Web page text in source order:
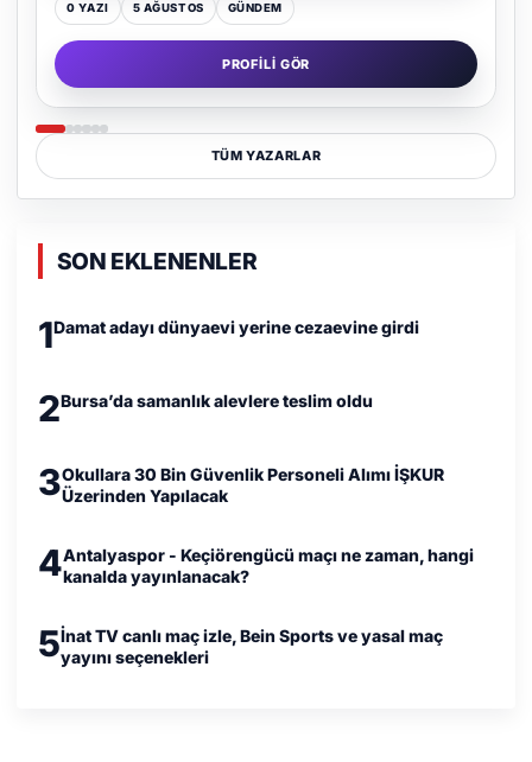
0 YAZI 16 TEMMUZ GÜNDEM
PROFILI GÖR
TÜM YAZARLAR
SON EKLENENLER
1Damat adayı dünyaevi yerine cezaevine girdi
2Bursa’da samanlık alevlere teslim oldu
3Okullara 30 Bin Güvenlik Personeli Alımı İŞKUR
Üzerinden Yapılacak
4Antalyaspor - Keçiörengücü maçı ne zaman, hangi
kanalda yayınlanacak?
5İnat TV canlı maç izle, Bein Sports ve yasal maç
yayını seçenekleri